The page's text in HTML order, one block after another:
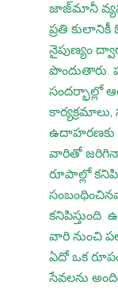
జాజ్‌మానీ
ప్రతి కులానికీ
నైపుణ్యం
పొందుతారు.
సందర్భాల్లో
ఉదాహరణకు
వారితో
రూపాల్లో
వారి నుంచి
ఏదో ఒక
సేవలను